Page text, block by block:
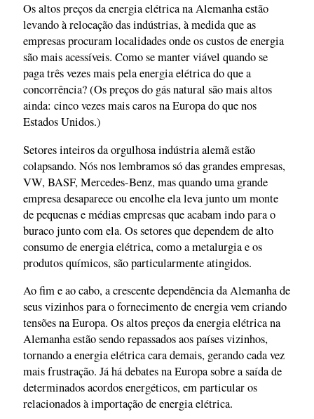
Os altos preços da energia elétrica na Alemanha estão
levando à relocação das indústrias, à medida que as
empresas procuram localidades onde os custos de energia
são mais acessíveis. Como se manter viável quando se
paga três vezes mais pela energia elétrica do que a
concorrência? (Os preços do gás natural são mais altos
ainda: cinco vezes mais caros na Europa do que nos
Estados Unidos.)
Setores inteiros da orgulhosa indústria alemã estão
colapsando. Nós nos lembramos só das grandes empresas,
VW, BASF, Mercedes-Benz, mas quando uma grande
empresa desaparece ou encolhe ela leva junto um monte
de pequenas e médias empresas que acabam indo para o
buraco junto com ela. Os setores que dependem de alto
consumo de energia elétrica, como a metalurgia e os
produtos químicos, são particularmente atingidos.
Ao fim e ao cabo, a crescente dependência da Alemanha de
seus vizinhos para o fornecimento de energia vem criando
tensões na Europa. Os altos preços da energia elétrica na
Alemanha estão sendo repassados aos países vizinhos,
tornando a energia elétrica cara demais, gerando cada vez
mais frustração. Já há debates na Europa sobre a saída de
determinados acordos energéticos, em particular os
relacionados à importação de energia elétrica.